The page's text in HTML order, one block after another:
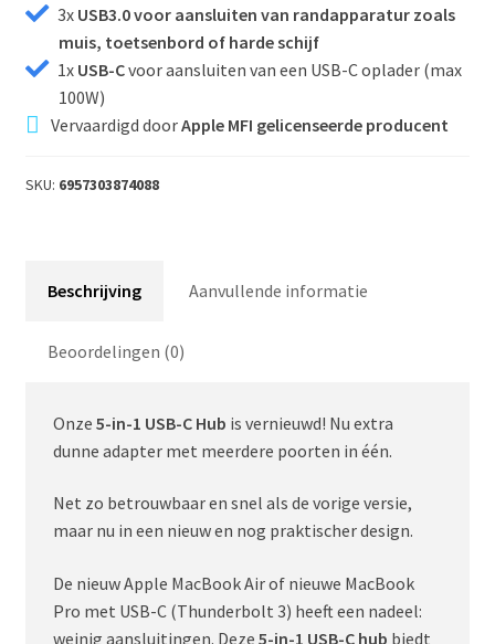
3x USB3.0 voor aansluiten van randapparatur zoals
muis, toetsenbord of harde schijf
1x USB-Cvoor aansluiten van een USB-C oplader (max
100W)
Vervaardigd doorApple MFI gelicenseerde producent
SKU: 6957303874088
Beschrijving Aanvullende informatie
Beoordelingen (0)
Onze 5-in-1 USB-C Hub is vernieuwd! Nu extra
dunne adapter met meerdere poorten in één.
Net zo betrouwbaar en snel als de vorige versie,
maar nu in een nieuw en nog praktischer design.
De nieuw Apple MacBook Air of nieuwe MacBook
Pro met USB-C (Thunderbolt 3) heeft een nadeel:
weinig aansluitingen. Deze 5-in-1 USB-C hub biedt